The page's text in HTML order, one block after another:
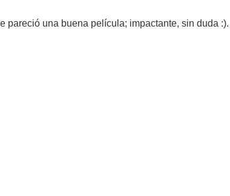
pareció una buena película; impactante, sin duda :).